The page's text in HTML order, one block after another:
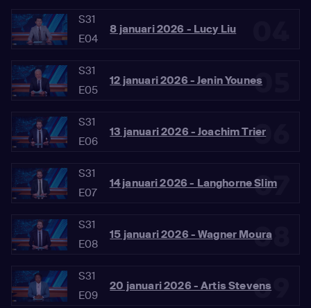
S31
E04
8 januari 2026 - Lucy Liu
05
S31
E05
12 januari 2026 - Jenin Younes
06
S31
E06
13 januari 2026 - Joachim Trier
07
S31
E07
14 januari 2026 - Langhorne Slim
08
S31
E08
15 januari 2026 - Wagner Moura
09
S31
E09
20 januari 2026 - Artis Stevens